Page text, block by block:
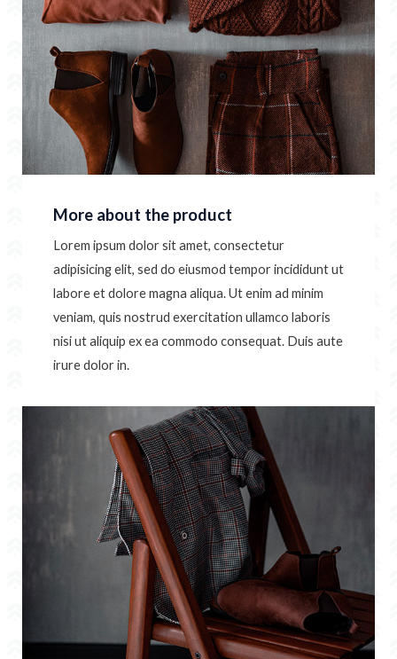
More about the product
Lorem ipsum dolor sit amet, consectetur
adipisicing elit, sed do eiusmod tempor incididunt ut
labore et dolore magna aliqua. Ut enim ad minim
veniam, quis nostrud exercitation ullamco laboris
nisi ut aliquip ex ea commodo consequat. Duis aute
irure dolor in.